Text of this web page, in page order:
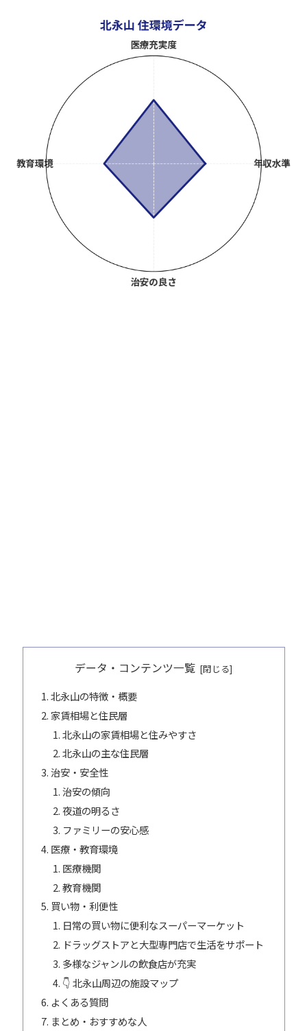
データ・コンテンツ一覧
北永山の特徴・概要
家賃相場と住民層
北永山の家賃相場と住みやすさ
北永山の主な住民層
治安・安全性
治安の傾向
夜道の明るさ
ファミリーの安心感
医療・教育環境
医療機関
教育機関
買い物・利便性
日常の買い物に便利なスーパーマーケット
ドラッグストアと大型専門店で生活をサポート
多様なジャンルの飲食店が充実
👇 北永山周辺の施設マップ
よくある質問
まとめ・おすすめな人